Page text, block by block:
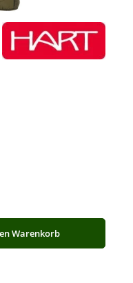
ein oder benutze die
Warenkorb